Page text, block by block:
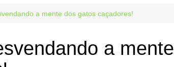
a mente dos gatos caçadores!
a mente